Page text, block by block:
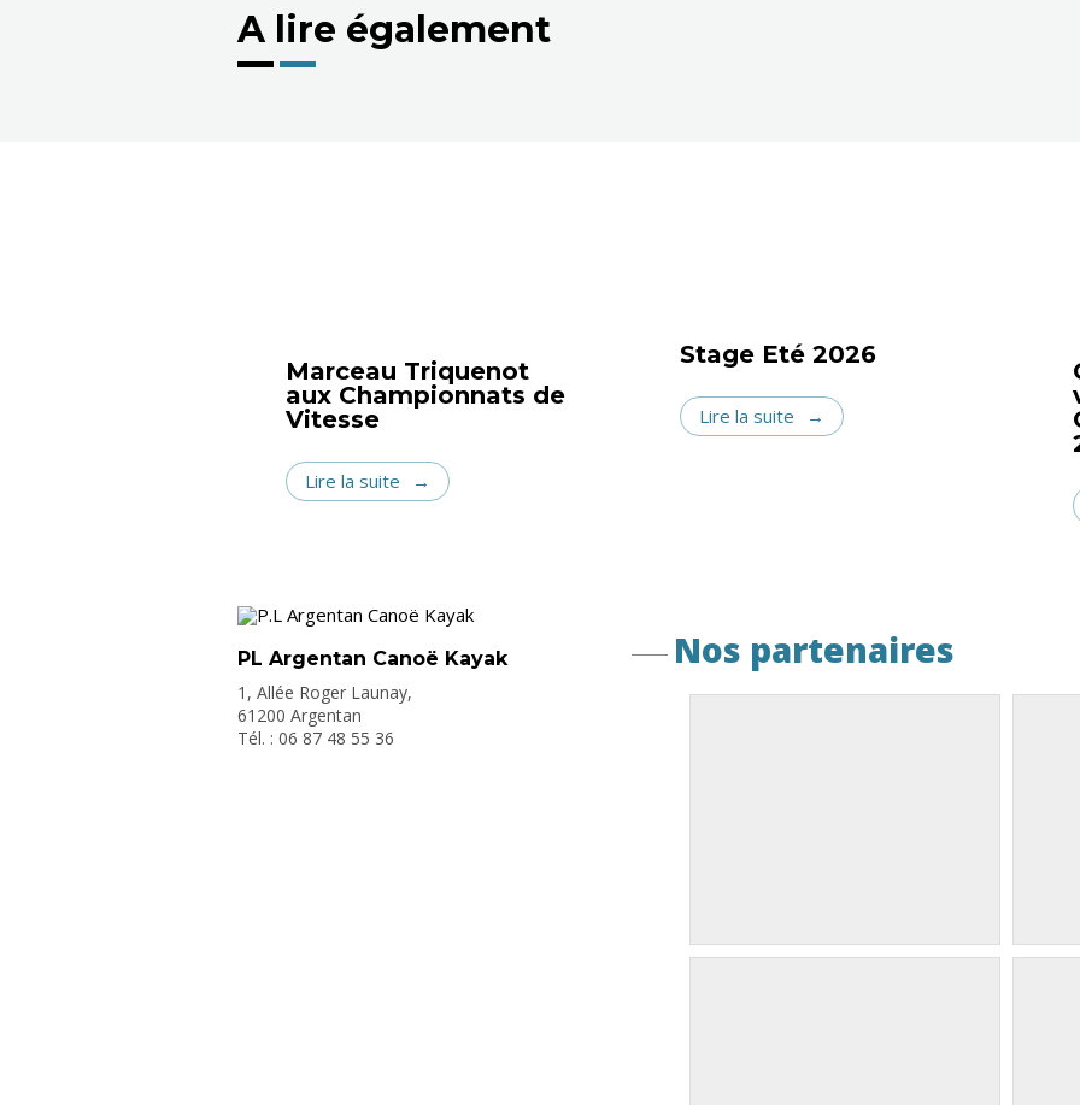
A lire également
Marceau Triquenot
aux Championnats de
Vitesse
Lire la suite
Stage Eté 2026
Lire la suite
PL Argentan Canoë Kayak
1, Allée Roger Launay,
61200 Argentan
Tél. : 06 87 48 55 36
Nos partenaires